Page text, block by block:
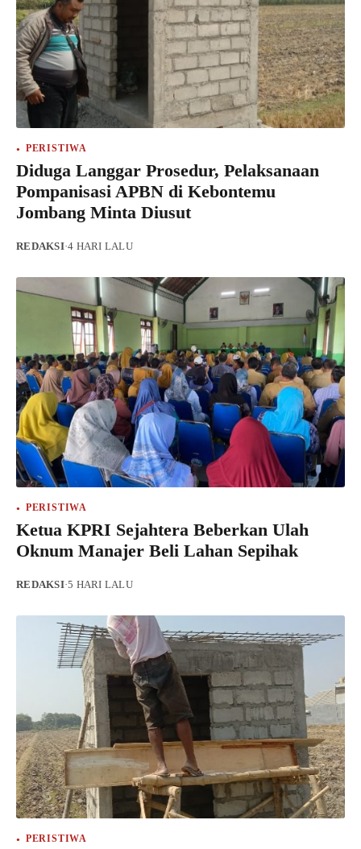
PERISTIWA
Diduga Langgar Prosedur, Pelaksanaan
Pompanisasi APBN di Kebontemu
Jombang Minta Diusut
REDAKSI·4 HARI LALU
PERISTIWA
Ketua KPRI Sejahtera Beberkan Ulah
Oknum Manajer Beli Lahan Sepihak
REDAKSI·5 HARI LALU
PERISTIWA